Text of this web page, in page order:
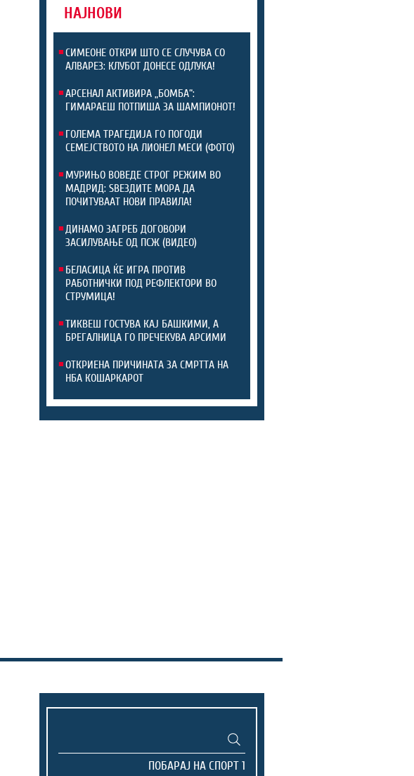
НАЈНОВИ
СИМЕОНЕ ОТКРИ ШТО СЕ СЛУЧУВА СО
АЛВАРЕЗ: КЛУБОТ ДОНЕСЕ ОДЛУКА!
АРСЕНАЛ АКТИВИРА „БОМБА“:
ГИМАРАЕШ ПОТПИША ЗА ШАМПИОНОТ!
ГОЛЕМА ТРАГЕДИЈА ГО ПОГОДИ
СЕМЕЈСТВОТО НА ЛИОНЕЛ МЕСИ (ФОТО)
МУРИЊО ВОВЕДЕ СТРОГ РЕЖИМ ВО
МАДРИД: ЅВЕЗДИТЕ МОРА ДА
ПОЧИТУВААТ НОВИ ПРАВИЛА!
ДИНАМО ЗАГРЕБ ДОГОВОРИ
ЗАСИЛУВАЊЕ ОД ПСЖ (ВИДЕО)
БЕЛАСИЦА ЌЕ ИГРА ПРОТИВ
РАБОТНИЧКИ ПОД РЕФЛЕКТОРИ ВО
СТРУМИЦА!
ТИКВЕШ ГОСТУВА КАЈ БАШКИМИ, А
БРЕГАЛНИЦА ГО ПРЕЧЕКУВА АРСИМИ
ОТКРИЕНА ПРИЧИНАТА ЗА СМРТТА НА
НБА КОШАРКАРОТ